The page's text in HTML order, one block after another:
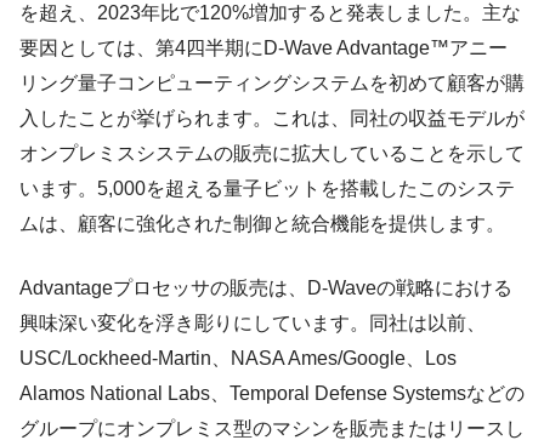
を超え、2023年比で120%増加すると発表しました。主な
要因としては、第4四半期にD-Wave Advantage™アニー
リング量子コンピューティングシステムを初めて顧客が購
入したことが挙げられます。これは、同社の収益モデルが
オンプレミスシステムの販売に拡大していることを示して
います。5,000を超える量子ビットを搭載したこのシステ
ムは、顧客に強化された制御と統合機能を提供します。
Advantageプロセッサの販売は、D-Waveの戦略における
興味深い変化を浮き彫りにしています。同社は以前、
USC/Lockheed-Martin、NASA Ames/Google、Los
Alamos National Labs、Temporal Defense Systemsなどの
グループにオンプレミス型のマシンを販売またはリースし